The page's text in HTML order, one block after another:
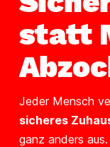
statt
Jeder Mensch
sicheres
ganz anders